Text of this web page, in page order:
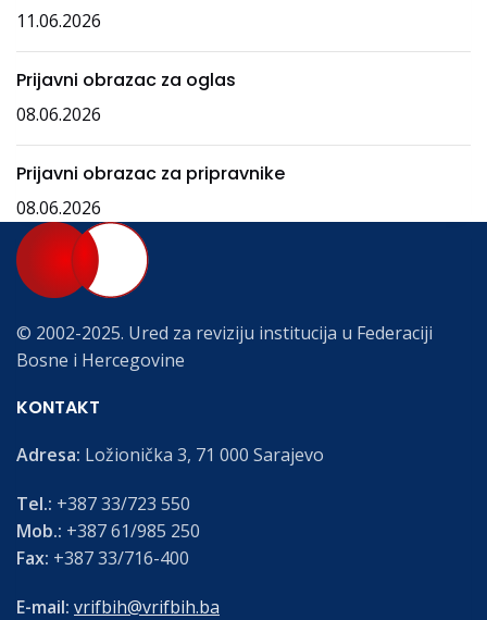
11.06.2026
Prijavni obrazac za oglas
08.06.2026
Prijavni obrazac za pripravnike
08.06.2026
© 2002-2025. Ured za reviziju institucija u Federaciji
Bosne i Hercegovine
KONTAKT
Adresa: Ložionička 3, 71 000 Sarajevo
Tel.: +387 33/723 550
Mob.: +387 61/985 250
Fax: +387 33/716-400
E-mail: vrifbih@vrifbih.ba